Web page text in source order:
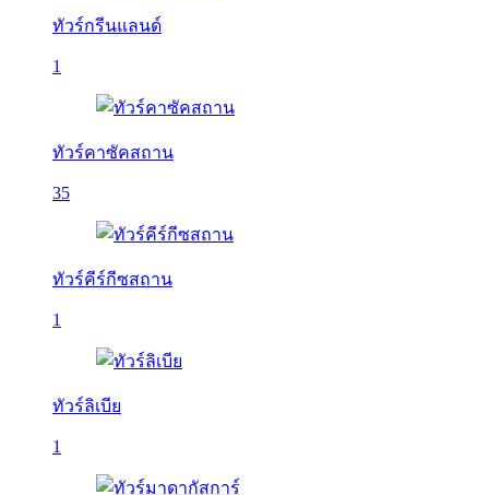
ทัวร์กรีนแลนด์
1
ทัวร์คาซัคสถาน
35
ทัวร์คีร์กีซสถาน
1
ทัวร์ลิเบีย
1